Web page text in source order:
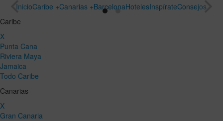
InicioCaribe +Canarias +BarcelonaHotelesInspírateConsejos
Caribe
X
Punta Cana
Riviera Maya
Jamaica
Todo Caribe
Canarias
X
Gran Canaria